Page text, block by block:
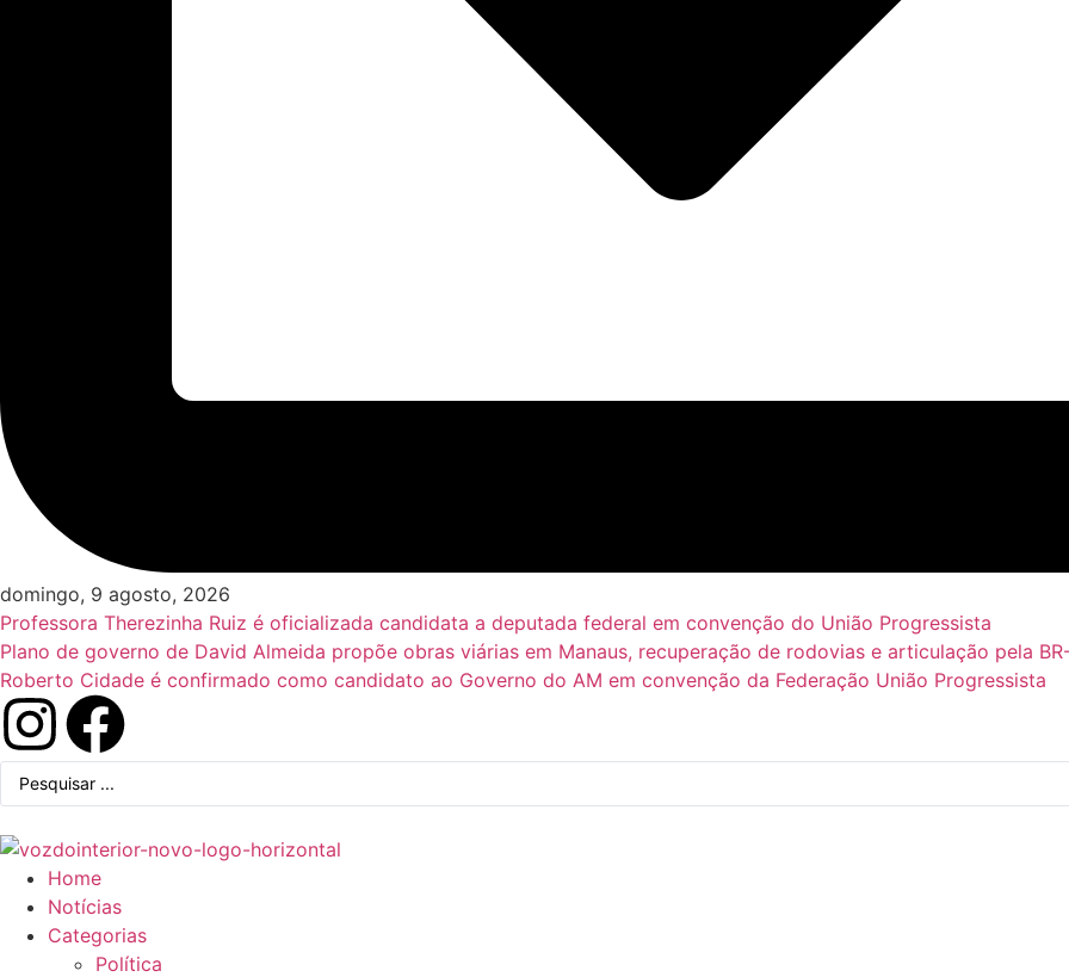
domingo, 9 agosto, 2026
Professora Therezinha Ruiz é oficializada candidata a deputada federal em convenção do União Progressista
Plano de governo de David Almeida propõe obras viárias em Manaus, recuperação de rodovias e articulação pela
Roberto Cidade é confirmado como candidato ao Governo do AM em convenção da Federação União Progressista
Home
Notícias
Categorias
Política